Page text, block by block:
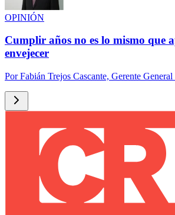
OPINIÓN
Cumplir años no es lo mismo que
envejecer
PorFabián Trejos Cascante, Gerente